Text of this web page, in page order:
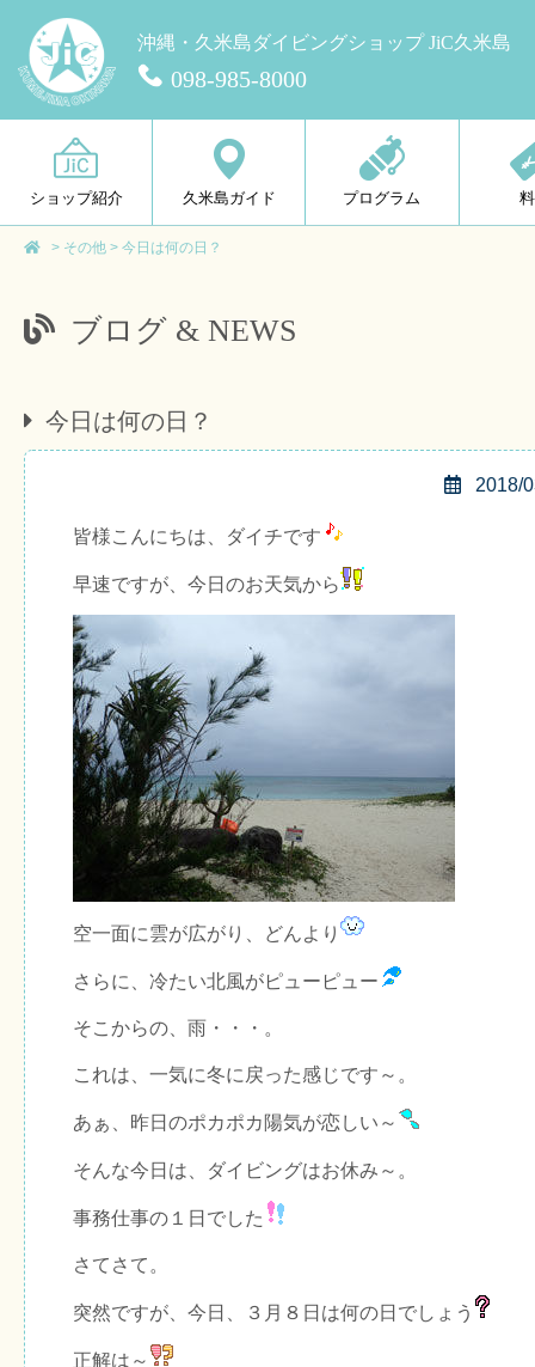
沖縄・久米島ダイビングショップ JiC久米島
098-985-8000
ショップ紹介 久米島ガイド プログラム
> その他 > 今日は何の日？
ブログ & NEWS
今日は何の日？
2018/
皆様こんにちは、ダイチです
早速ですが、今日のお天気から
空一面に雲が広がり、どんより
さらに、冷たい北風がピューピュー
そこからの、雨・・・。
これは、一気に冬に戻った感じです～。
あぁ、昨日のポカポカ陽気が恋しい～
そんな今日は、ダイビングはお休み～。
事務仕事の１日でした
さてさて。
突然ですが、今日、３月８日は何の日でしょう
正解は～